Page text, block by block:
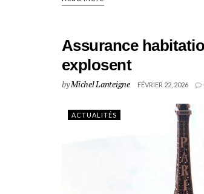
Assurance
explosent
byMichel Lanteigne FÉVRIER 22, 2026
ACTUALITÉS